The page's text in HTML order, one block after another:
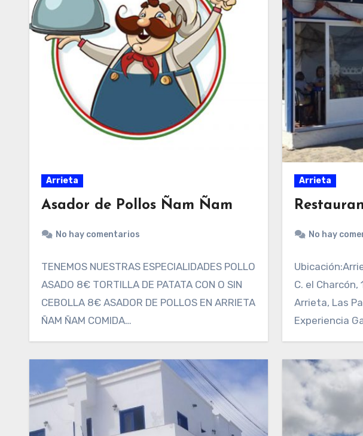
Arrieta
Asador de Pollos Ñam Ñam
No hay comentarios
TENEMOS NUESTRAS ESPECIALIDADES POLLO
ASADO 8€ TORTILLA DE PATATA CON O SIN
CEBOLLA 8€ ASADOR DE POLLOS EN ARRIETA
ÑAM ÑAM COMIDA…
Arrieta
No hay
C. el Charcón,
Arrieta, Las
Experiencia